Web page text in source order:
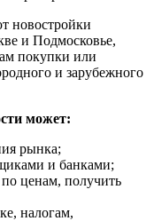
новостройки
и Подмосковье,
покупки или
и зарубежного
может:
рынка;
и банками;
ценам, получить
налогам,